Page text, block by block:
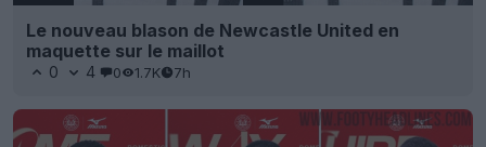
Le nouveau blason de Newcastle United en
maquette sur le maillot
0 4 0 1.7K 7h